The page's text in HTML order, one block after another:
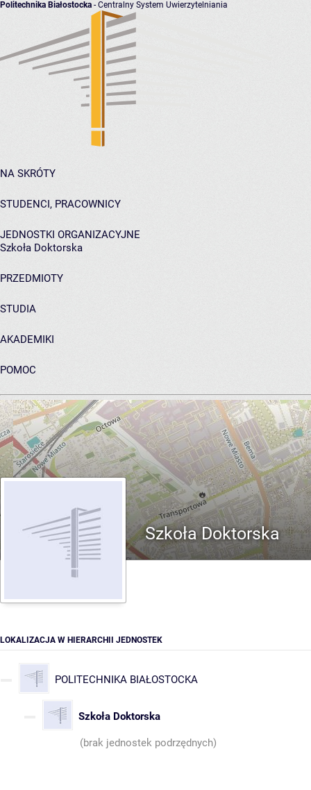
Politechnika Białostocka - Centralny System Uwierzytelniania
NA SKRÓTY
STUDENCI, PRACOWNICY
JEDNOSTKI ORGANIZACYJNE
Szkoła Doktorska
PRZEDMIOTY
STUDIA
AKADEMIKI
POMOC
ARCHIWUM PRAC DYPLOMOWYCH
Szkoła Doktorska
LOKALIZACJA W HIERARCHII JEDNOSTEK
POLITECHNIKA BIAŁOSTOCKA
Szkoła Doktorska
(brak jednostek podrzędnych)